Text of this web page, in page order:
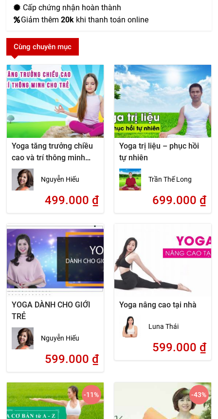
Cấp chứng nhận hoàn thành
Giảm thêm20k khi thanh toán online
Cùng chuyên mục
Yoga tăng trưởng chiều
cao và trí thông minh
cho trẻ
Nguyễn Hiếu
499.000 ₫
Yoga trị liệu – phục hồi
tự nhiên
Trần Thế Long
699.000 ₫
YOGA DÀNH CHO GIỚI
TRẺ
Nguyễn Hiếu
599.000 ₫
Yoga nâng cao tại nhà
Luna Thái
599.000 ₫
-11% -43%